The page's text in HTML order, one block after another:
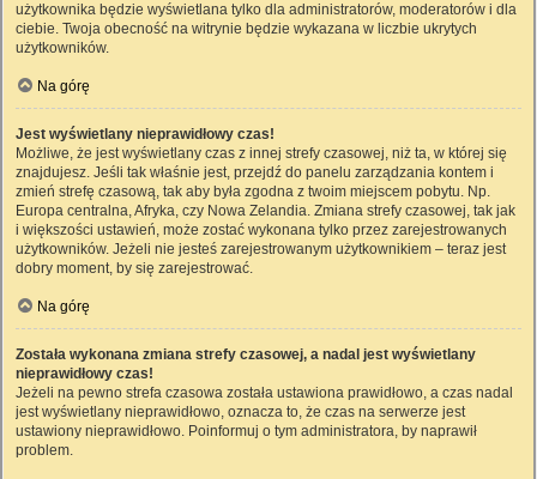
użytkownika będzie wyświetlana tylko dla administratorów, moderatorów i dla
ciebie. Twoja obecność na witrynie będzie wykazana w liczbie ukrytych
użytkowników.
Na górę
Jest wyświetlany nieprawidłowy czas!
Możliwe, że jest wyświetlany czas z innej strefy czasowej, niż ta, w której się
znajdujesz. Jeśli tak właśnie jest, przejdź do panelu zarządzania kontem i
zmień strefę czasową, tak aby była zgodna z twoim miejscem pobytu. Np.
Europa centralna, Afryka, czy Nowa Zelandia. Zmiana strefy czasowej, tak jak
i większości ustawień, może zostać wykonana tylko przez zarejestrowanych
użytkowników. Jeżeli nie jesteś zarejestrowanym użytkownikiem – teraz jest
dobry moment, by się zarejestrować.
Na górę
Została wykonana zmiana strefy czasowej, a nadal jest wyświetlany
nieprawidłowy czas!
Jeżeli na pewno strefa czasowa została ustawiona prawidłowo, a czas nadal
jest wyświetlany nieprawidłowo, oznacza to, że czas na serwerze jest
ustawiony nieprawidłowo. Poinformuj o tym administratora, by naprawił
problem.